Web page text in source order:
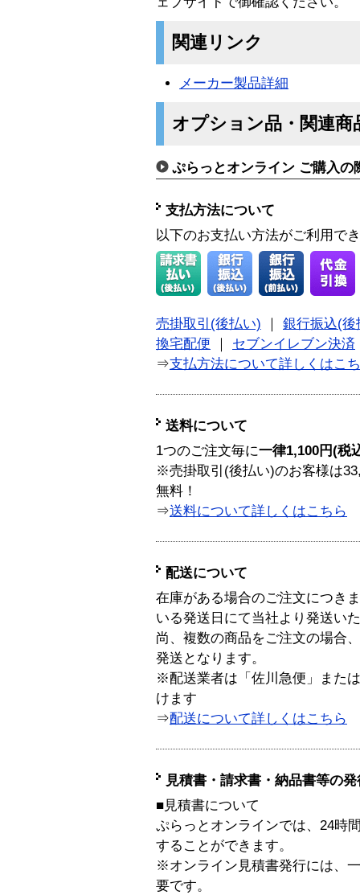
関連リンク
メーカー製品詳細
オプション品・関連商
ぷらっとオンライン ご購入の
支払方法について
以下のお支払い方法がご利用で
売掛取引(後払い)
銀行振込(後
換宅配便
セブンイレブン決済
⇒支払方法について詳しくはこ
送料について
1つのご注文毎に一律1,100円(税
※売掛取引(後払い)のお客様は
無料！
⇒送料について詳しくはこちら
配送について
在庫がある場合のご注文につき
いる発送日にて当社より発送い
尚、複数の商品をご注文の場合
発送となります。
※配送業者は「佐川急便」また
けます
⇒配送について詳しくはこちら
見積書・請求書・納品書等の
■見積書について
ぷらっとオンラインでは、24時
することができます。
※オンライン見積書発行には、
要です。